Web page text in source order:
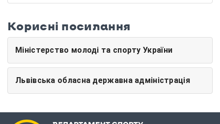
Корисні посилання
Міністерство молоді та спорту України
Львівська обласна державна адміністрація